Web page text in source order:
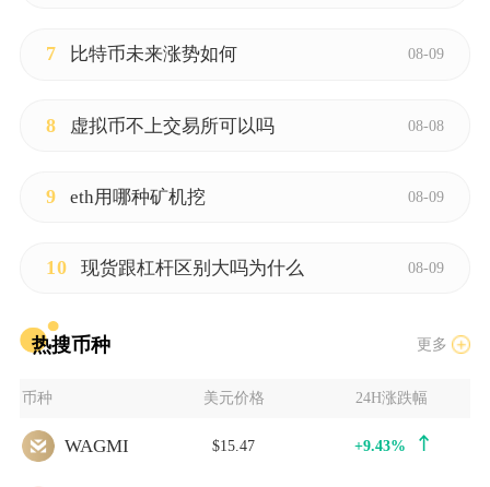
7 比特币未来涨势如何 08-09
8 虚拟币不上交易所可以吗 08-08
9 eth用哪种矿机挖 08-09
10 现货跟杠杆区别大吗为什么 08-09
热搜币种 更多
币种 美元价格 24H涨跌幅
WAGMI $15.47 +9.43%